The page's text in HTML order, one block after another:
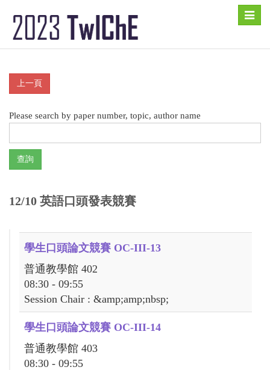
Toggle
Please search by paper number, topic, author name
12/10 英語口頭發表競賽
學生口頭論文競賽 OC-III-13
普通教學館 402
08:30 - 09:55
Session Chair : &amp;amp;nbsp;
學生口頭論文競賽 OC-III-14
普通教學館 403
08:30 - 09:55